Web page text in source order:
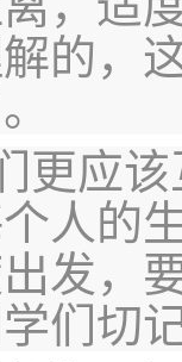
的，
更应
人的
发，
们切